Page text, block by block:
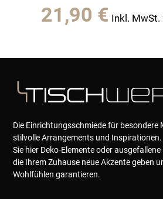
21,90 € Inkl. MwSt.
Die Einrichtungsschmiede für besondere
stilvolle Arrangements und Inspirationen.
Sie hier Deko-Elemente oder ausgefallene
die Ihrem Zuhause neue Akzente geben
Wohlfühlen garantieren.